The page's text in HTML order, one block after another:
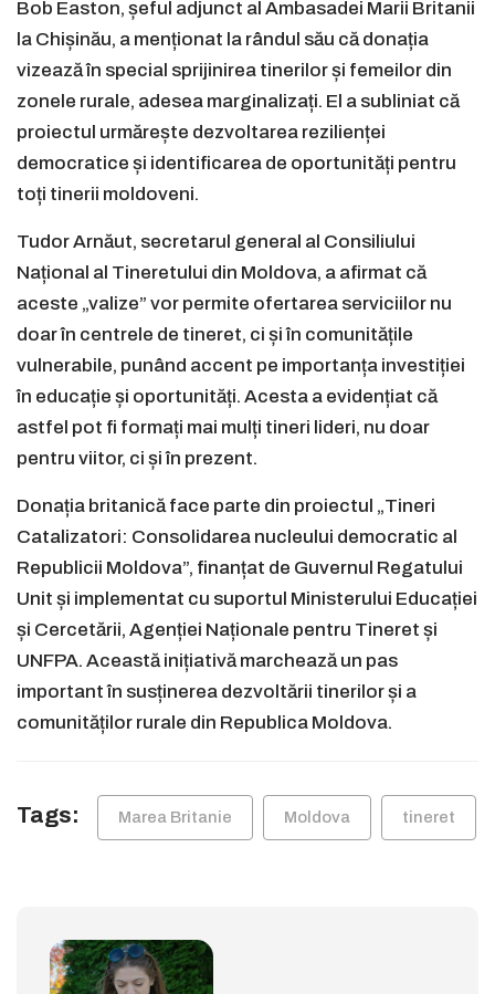
Bob Easton, șeful adjunct al Ambasadei Marii Britanii
la Chișinău, a menționat la rândul său că donația
vizează în special sprijinirea tinerilor și femeilor din
zonele rurale, adesea marginalizați. El a subliniat că
proiectul urmărește dezvoltarea rezilienței
democratice și identificarea de oportunități pentru
toți tinerii moldoveni.
Tudor Arnăut, secretarul general al Consiliului
Național al Tineretului din Moldova, a afirmat că
aceste „valize” vor permite ofertarea serviciilor nu
doar în centrele de tineret, ci și în comunitățile
vulnerabile, punând accent pe importanța investiției
în educație și oportunități. Acesta a evidențiat că
astfel pot fi formați mai mulți tineri lideri, nu doar
pentru viitor, ci și în prezent.
Donația britanică face parte din proiectul „Tineri
Catalizatori: Consolidarea nucleului democratic al
Republicii Moldova”, finanțat de Guvernul Regatului
Unit și implementat cu suportul Ministerului Educației
și Cercetării, Agenției Naționale pentru Tineret și
UNFPA. Această inițiativă marchează un pas
important în susținerea dezvoltării tinerilor și a
comunităților rurale din Republica Moldova.
Tags: Marea Britanie Moldova tineret